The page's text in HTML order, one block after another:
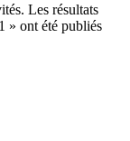
Les résultats
» ont été publiés